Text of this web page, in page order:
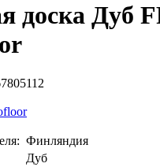
доска Дуб
Финляндия
Дуб